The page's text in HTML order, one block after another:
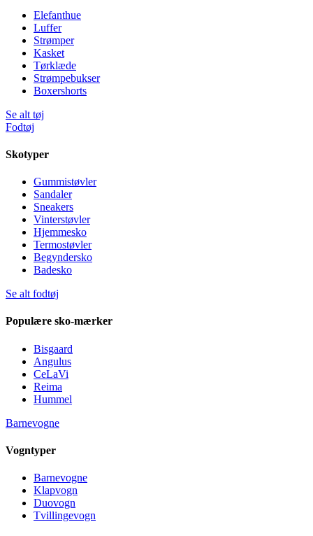
Elefanthue
Luffer
Strømper
Kasket
Tørklæde
Strømpebukser
Boxershorts
Se alt tøj
Fodtøj
Skotyper
Gummistøvler
Sandaler
Sneakers
Vinterstøvler
Hjemmesko
Termostøvler
Begyndersko
Badesko
Se alt fodtøj
Populære sko-mærker
Bisgaard
Angulus
CeLaVi
Reima
Hummel
Barnevogne
Vogntyper
Barnevogne
Klapvogn
Duovogn
Tvillingevogn